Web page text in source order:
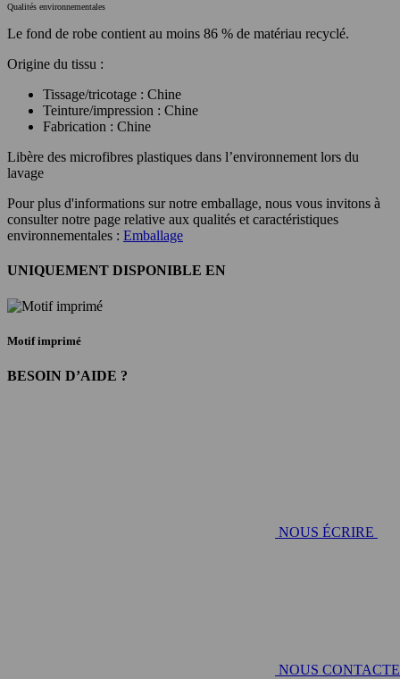
Qualités environnementales
Le fond de robe contient au moins 86 % de matériau recyclé.
Origine du tissu :
Tissage/tricotage : Chine
Teinture/impression : Chine
Fabrication : Chine
Libère des microfibres plastiques dans l’environnement lors du
lavage
Pour plus d'informations sur notre emballage, nous vous invitons à
consulter notre page relative aux qualités et caractéristiques
environnementales : Emballage
UNIQUEMENT DISPONIBLE EN
Motif imprimé
BESOIN D’AIDE ?
NOUS ÉCRIRE
NOUS